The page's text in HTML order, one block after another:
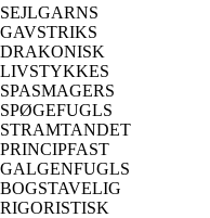
SEJLGARNS
GAVSTRIKS
DRAKONISK
LIVSTYKKES
SPASMAGERS
SPØGEFUGLS
STRAMTANDET
PRINCIPFAST
GALGENFUGLS
BOGSTAVELIG
RIGORISTISK